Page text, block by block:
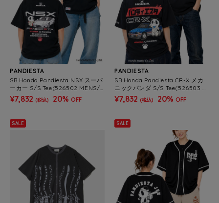
PANDIESTA
SB Honda Pandiesta NSX スーパ
ーカー S/S Tee(526502 MENS/
WOMENS）
¥7,832 (税込) 20% OFF
PANDIESTA
SB Honda Pandiesta CR-X メカ
ニックパンダ S/S Tee(526503 M
ENS/WOMENS）
¥7,832 (税込) 20% OFF
SALE SALE